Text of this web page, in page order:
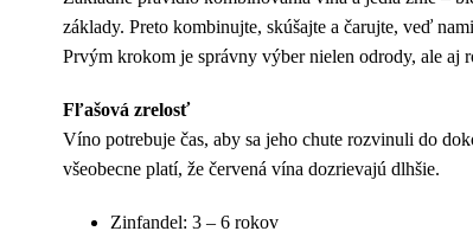
základy. Preto kombinujte, skúšajte a čarujte, veď
Prvým krokom je správny výber nielen odrody, ale
Fľašová zrelosť
Víno potrebuje čas, aby sa jeho chute rozvinuli do
všeobecne platí, že červená vína dozrievajú dlhšie.
Zinfandel: 3 – 6 rokov